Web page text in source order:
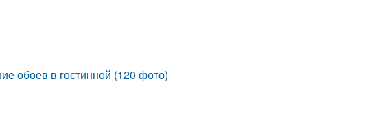
обоев в гостинной (120 фото)